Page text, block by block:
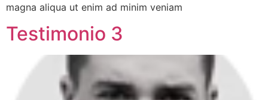
magna aliqua ut enim ad minim veniam
Testimonio 3